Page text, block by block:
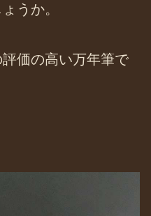
うか。
価の高い万年筆で